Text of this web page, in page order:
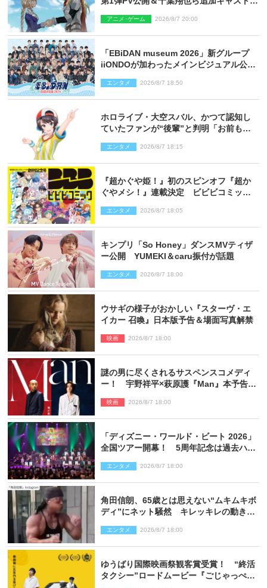
アニメ･ゲーム 2026/8/7 20:00
「EBiDAN museum 2026」新グループ
iiONDOが加わったメインビジュアル公
エンタメ 2026/8/7 18:50
ホロライブ・大空スバル、かつて認知し
ていたファンが“後輩”と判明「お前もし
エンタメ 2026/8/7 18:15
『超かぐや姫！』初のスピンオフ『超か
ぐやメシ！』連載決定 ビビビコミック
エンタメ 2026/8/7 18:05
キンプリ「So Honey」ダンスMVティザ
ー公開 YUMEKI＆caru振付が話題
エンタメ 2026/8/7 18:00
ウサギの様子がおかしい『スターヴ・エ
イカー 召喚』日本版予告＆場面写真解禁
映画 2026/8/7 18:00
謎の男に尽くされるサスペンスコメディ
ー！ 宇野祥平×萩原護『Man』本予告＆
映画 2026/8/7 18:00
「ディズニー・ワールド・ビート 2026」
全国ツアー開幕！ 5周年記念は過去ハイ
ポート】
エンタメ 2026/8/7 18:00
角田信朗、65歳とは思えない“ムキムキボ
ディ”にネット騒然 キレッキレの動きを
エンタメ 2026/8/7 18:00
ゆうばり国際映画祭観客賞受賞！ “終活
タクシー”ロードムービー『ごじゃっぺタ